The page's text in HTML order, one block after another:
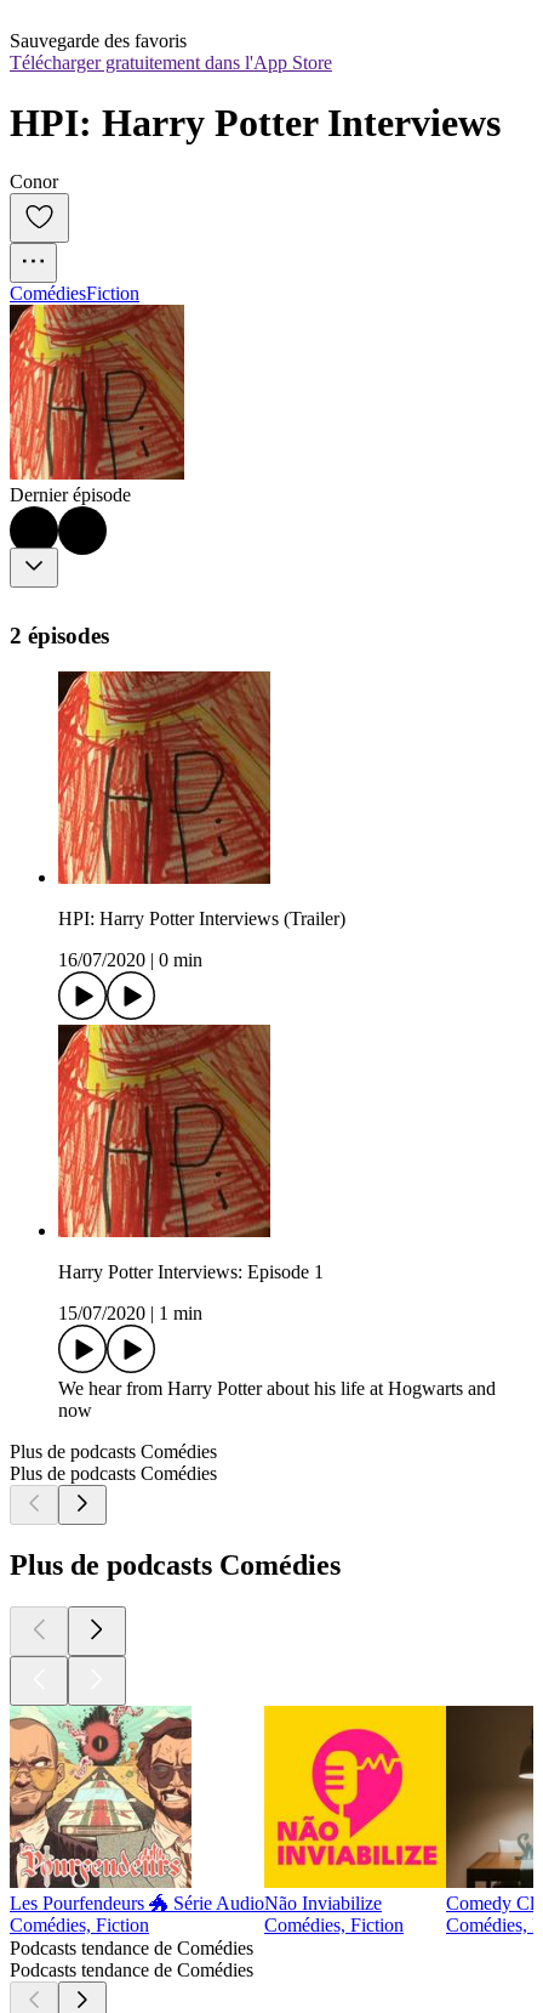
Sauvegarde des favoris
Télécharger gratuitement dans l'App Store
HPI: Harry Potter Interviews
Conor
ComédiesFiction
Dernier épisode
2 épisodes
HPI: Harry Potter Interviews (Trailer)
16/07/2020
0 min
Harry Potter Interviews: Episode 1
15/07/2020
1 min
We hear from Harry Potter about his life at Hogwarts and
now
Plus de podcasts Comédies
Plus de podcasts Comédies
Plus de podcasts Comédies
Les Pourfendeurs 🐲 Série Audio
Comédies, Fiction
Não Inviabilize
Comédies, Fiction
Comedy
Comédies,
Podcasts tendance de Comédies
Podcasts tendance de Comédies